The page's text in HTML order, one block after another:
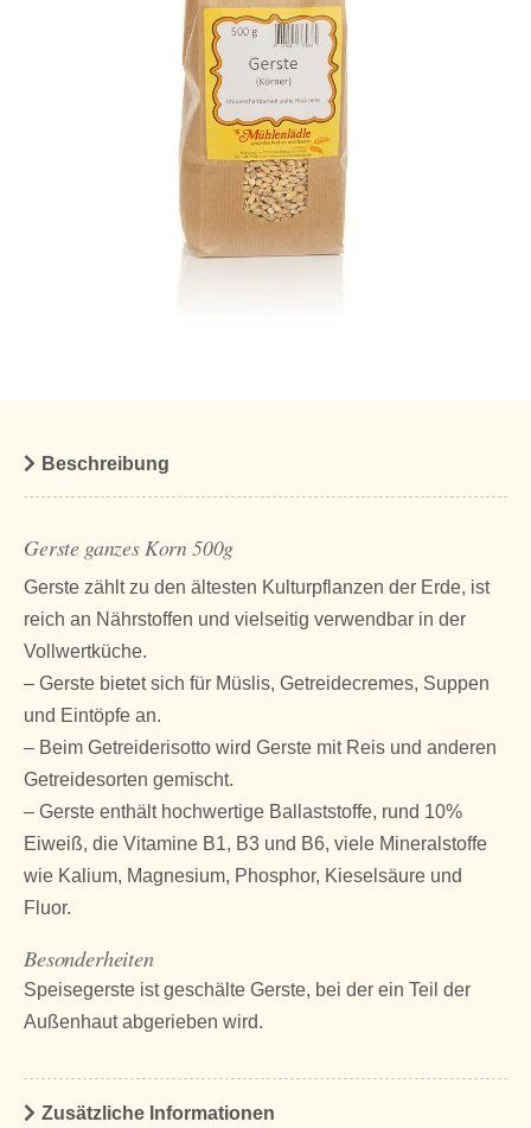
Beschreibung
Gerste ganzes Korn 500g
Gerste zählt zu den ältesten Kulturpflanzen der Erde, ist
reich an Nährstoffen und vielseitig verwendbar in der
Vollwertküche.
– Gerste bietet sich für Müslis, Getreidecremes, Suppen
und Eintöpfe an.
– Beim Getreiderisotto wird Gerste mit Reis und anderen
Getreidesorten gemischt.
– Gerste enthält hochwertige Ballaststoffe, rund 10%
Eiweiß, die Vitamine B1, B3 und B6, viele Mineralstoffe
wie Kalium, Magnesium, Phosphor, Kieselsäure und
Fluor.
Besonderheiten
Speisegerste ist geschälte Gerste, bei der ein Teil der
Außenhaut abgerieben wird.
Zusätzliche Informationen